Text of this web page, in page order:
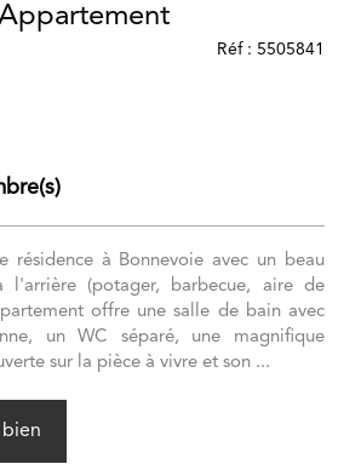
Réf : 5505841
résidence à Bonnevoie avec un beau
l'arrière (potager, barbecue, aire de
offre une salle de bain avec
un WC séparé, une magnifique
sur la pièce à vivre et son ...